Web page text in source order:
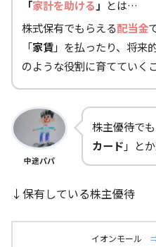
「家計を助ける 」 とは…
株式保有でもらえる配当金
「家賃」を払ったり、将来
のような役割に育てていく
中途パパ
株主優待で
カード 」と
↓保有している株主優待
イオンモール